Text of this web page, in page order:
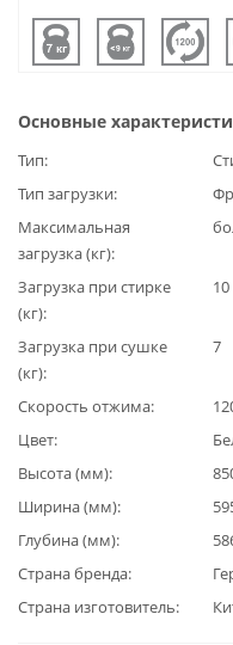
Основные
Тип
Тип загрузки
Максимальная
загрузка (кг)
Загрузка при стирке
(кг)
10
Загрузка при сушке
(кг)
7
Скорость отжима
Цвет
Высота (мм)
Ширина (мм)
Глубина (мм)
Страна бренда
Страна изготовитель